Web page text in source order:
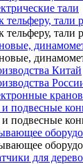
тали
тельферу, тали
тельферу, тали
Китай
подвесные
подвесные
для